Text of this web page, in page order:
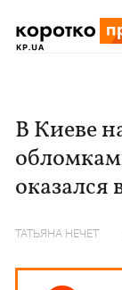
В Киеве
оказался
ТАТЬЯНА НЕЧЕТ